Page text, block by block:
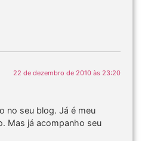
22 de dezembro de 2010 às 23:20
no seu blog. Já é meu
Mas já acompanho seu